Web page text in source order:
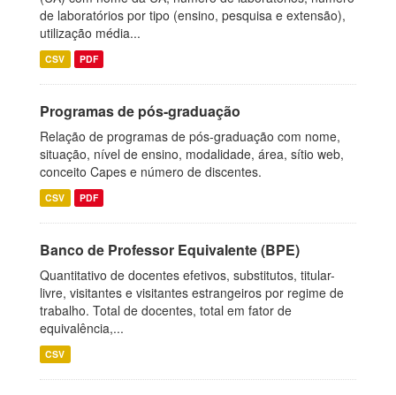
de laboratórios por tipo (ensino, pesquisa e extensão),
utilização média...
CSV PDF
Programas de pós-graduação
Relação de programas de pós-graduação com nome,
situação, nível de ensino, modalidade, área, sítio web,
conceito Capes e número de discentes.
CSV PDF
Banco de Professor Equivalente (BPE)
Quantitativo de docentes efetivos, substitutos, titular-
livre, visitantes e visitantes estrangeiros por regime de
trabalho. Total de docentes, total em fator de
equivalência,...
CSV